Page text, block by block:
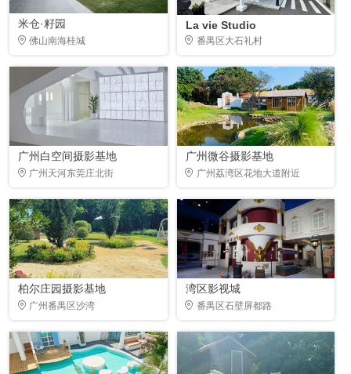
米仓·籽园
佛山南海桂城
La vie Studio
番禺区大石礼村
广州白空间摄影基地
广州天河东莞庄北街
广州微谷摄影基地
广州荔湾区花地大道附近
柏尔庄园摄影基地
广州番禺区沙湾
湾区影视城
番禺区石壁屏都路